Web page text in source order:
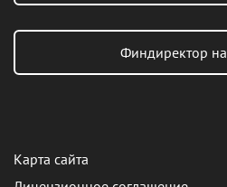
Финдиректор на
Карта сайта